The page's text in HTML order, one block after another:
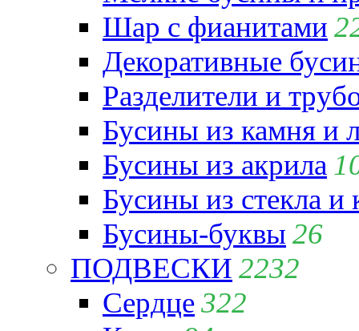
Шар с фианитами
Декоративные
Разделители и
Бусины из камня и
Бусины из акрила
Бусины из стекла и
Бусины-буквы 26
ПОДВЕСКИ 2232
Сердце322